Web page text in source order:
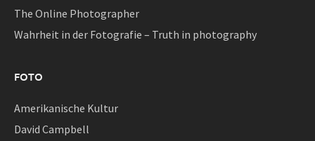
The Online Photographer
Wahrheit in der Fotografie – Truth in photography
FOTO
Amerikanische Kultur
David Campbell